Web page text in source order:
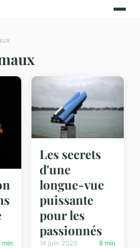
min
Les secrets
d'une
longue-vue
puissante
pour les
passionnés
14 juin 2025 8 min